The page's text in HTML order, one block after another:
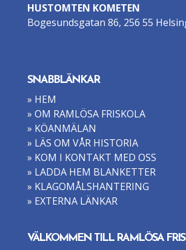
HUSTOMTEN KOMETEN
Bogesundsgatan 86, 256 55
SNABBLÄNKAR
» HEM
» OM RAMLÖSA FRISKOLA
» KÖANMÄLAN
» LÄS OM VÅR HISTORIA
» KOM I KONTAKT MED OSS
» LADDA HEM BLANKETTER
» KLAGOMÅLSHANTERING
» EXTERNA LÄNKAR
VÄLKOMMEN TILL RAMLÖSA